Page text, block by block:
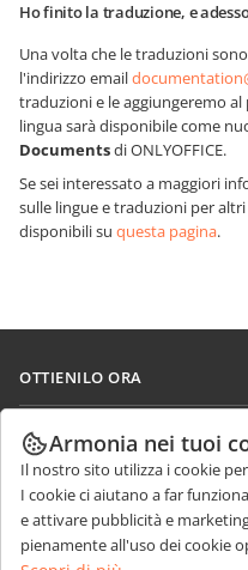
Ho finito la traduzione, e
Una volta che le traduzioni
l'indirizzo email
traduzioni e le aggiungeremo
lingua sarà disponibile come
Documentsdi ONLYOFFICE.
Se sei interessato a maggiori
sulle lingue e traduzioni per
disponibili su questa pagina.
OTTIENILO ORA
Docs
DocSpace
Workspace
Connettori
COLLABORA
Per i contributori
Per i traduttori
Per gli influencer
RICEVI NOTIZIE
Blog
RICEVI AIUTO
Armonia nei tuoi
Il nostro sito utilizza i cookie
I cookie ci aiutano a far
e attivare pubblicità e
pienamente all'uso dei cookie